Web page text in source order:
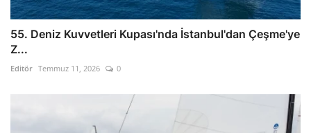
55. Deniz Kuvvetleri Kupası'nda İstanbul'dan Çeşme'ye
Z...
Editör Temmuz 11, 2026 0